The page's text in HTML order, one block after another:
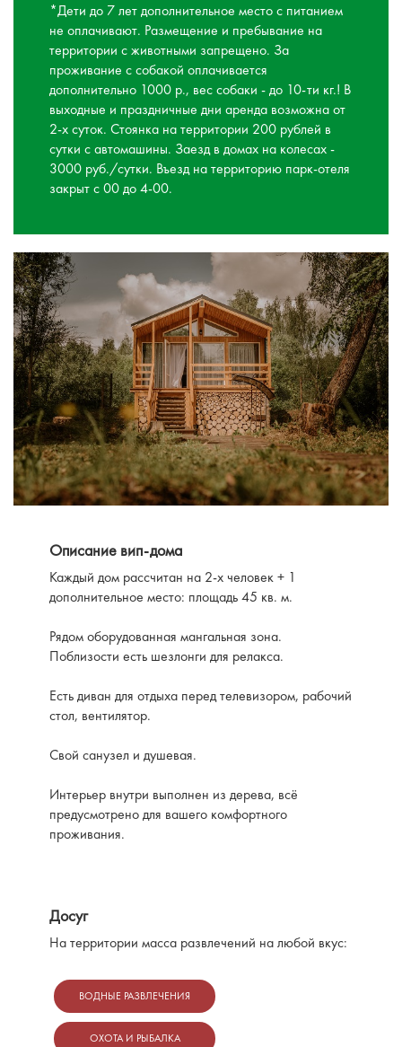
*Дети до 7 лет дополнительное место с питанием
не оплачивают. Размещение и пребывание на
территории с животными запрещено. За
проживание с собакой оплачивается
дополнительно 1000 р., вес собаки - до 10-ти кг.! В
выходные и праздничные дни аренда возможна от
2-х суток. Стоянка на территории 200 рублей в
сутки с автомашины. Заезд в домах на колесах -
3000 руб./сутки. Въезд на территорию парк-отеля
закрыт с 00 до 4-00.
Описание вип-дома
Каждый дом рассчитан на 2-х человек + 1
дополнительное место: площадь 45 кв. м.
Рядом оборудованная мангальная зона.
Поблизости есть шезлонги для релакса.
Есть диван для отдыха перед телевизором, рабочий
стол, вентилятор.
Свой санузел и душевая.
Интерьер внутри выполнен из дерева, всё
предусмотрено для вашего комфортного
проживания.
Досуг
На территории масса развлечений на любой вкус:
ВОДНЫЕ РАЗВЛЕЧЕНИЯ
ОХОТА И РЫБАЛКА